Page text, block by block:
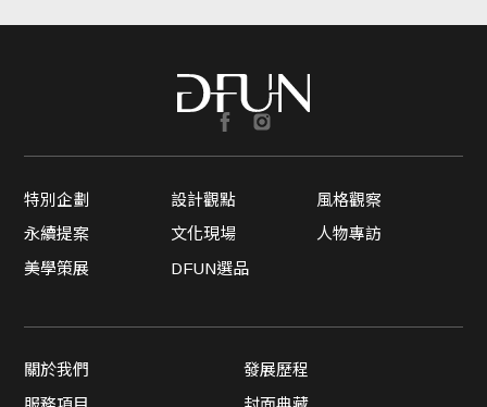
特別企劃 設計觀點
風格觀察
永續提案
文化現場
人物專訪
美學策展
DFUN選品
關於我們
發展歷程